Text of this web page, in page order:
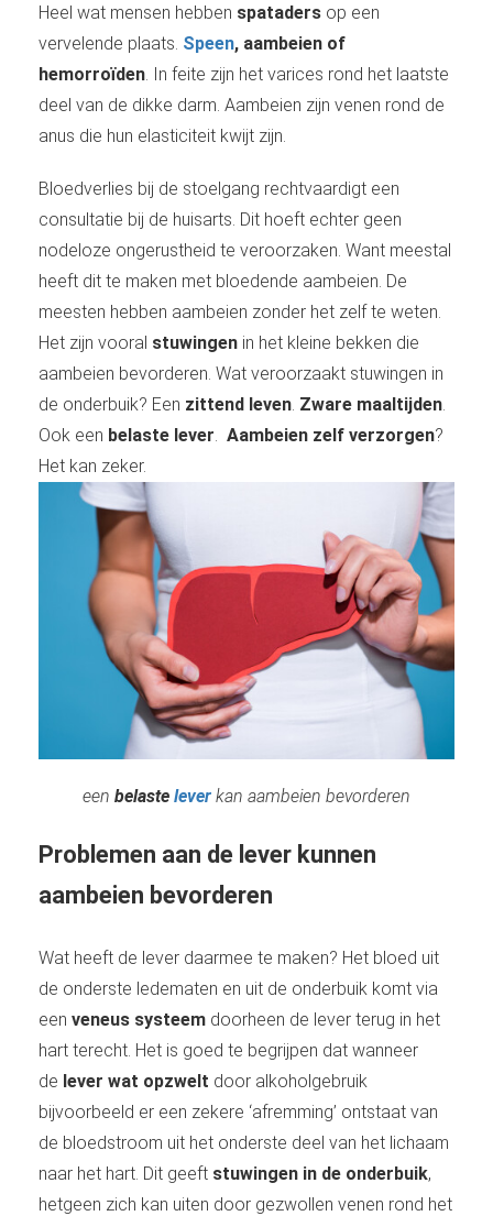
Heel wat mensen hebben spataders op een
vervelende plaats. Speen, aambeien of
hemorroïden . In feite zijn het varices rond het laatste
deel van de dikke darm. Aambeien zijn venen rond de
anus die hun elasticiteit kwijt zijn.
Bloedverlies bij de stoelgang rechtvaardigt een
consultatie bij de huisarts. Dit hoeft echter geen
nodeloze ongerustheid te veroorzaken. Want meestal
heeft dit te maken met bloedende aambeien. De
meesten hebben aambeien zonder het zelf te weten.
Het zijn vooral stuwingen in het kleine bekken die
aambeien bevorderen. Wat veroorzaakt stuwingen in
de onderbuik? Een zittend leven Zware maaltijden
Ook een belaste lever Aambeien zelf verzorgen?
Het kan zeker.
een belaste lever kan aambeien bevorderen
Problemen aan de lever kunnen
aambeien bevorderen
Wat heeft de lever daarmee te maken? Het bloed uit
de onderste ledematen en uit de onderbuik komt via
een veneus systeem doorheen de lever terug in het
hart terecht. Het is goed te begrijpen dat wanneer
de lever wat opzwelt door alkoholgebruik
bijvoorbeeld er een zekere ‘afremming’ ontstaat van
de bloedstroom uit het onderste deel van het lichaam
naar het hart. Dit geeft stuwingen in de onderbuik,
hetgeen zich kan uiten door gezwollen venen rond het